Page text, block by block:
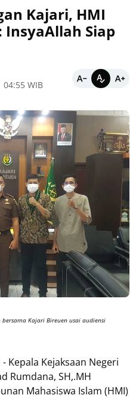
Kajari, HMI
InsyaAllah Siap
04:55 WIB
bersama Kajari Bireuen usai audiensi
Kepala Kejaksaan Negeri
Rumdana, SH,.MH
Mahasiswa Islam (HMI)